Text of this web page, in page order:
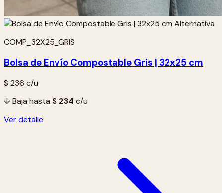
COMP_32X25_GRIS
Bolsa de Envío Compostable Gris | 32x25 cm
$ 236 c/u
↓ Baja hasta $ 234 c/u
Ver detalle